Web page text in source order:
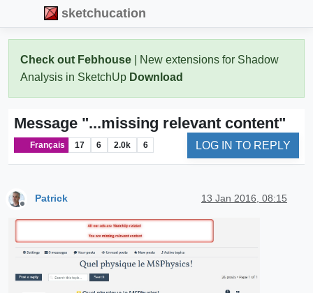
sketchucation
Check out Febhouse | New extensions for Shadow
Analysis in SketchUp Download
Message "...missing relevant content"
Français 17 6 2.0k 6 LOG IN TO REPLY
Patrick 13 Jan 2016, 08:15